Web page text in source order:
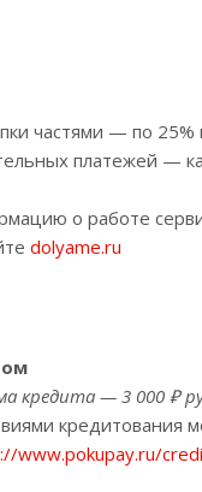
частями — по
платежей —
о работе
dolyame.ru
кредита — 3 000 ₽
кредитования
www.pokupay.ru/